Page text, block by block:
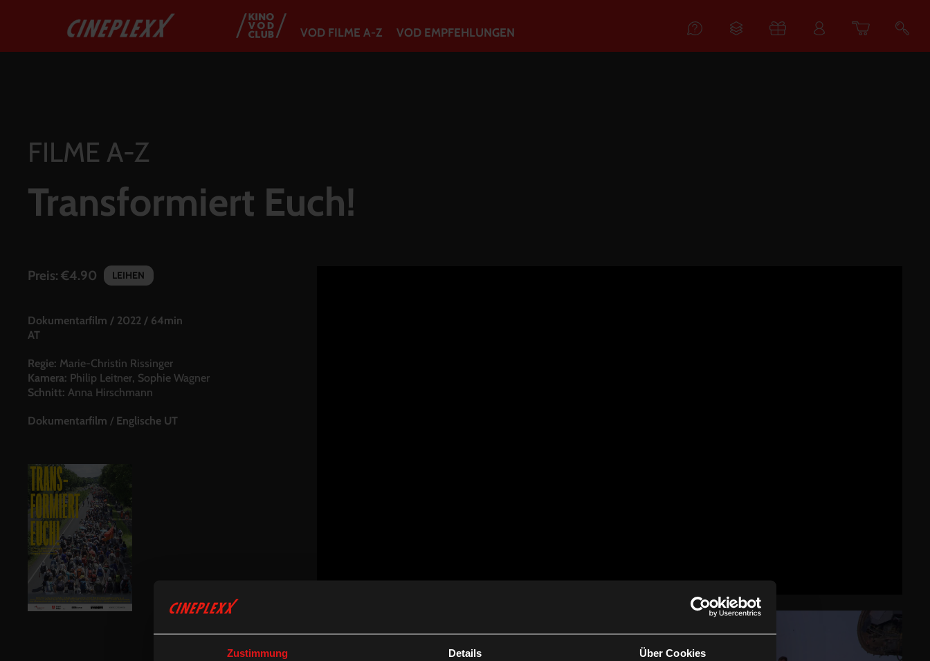
Zustimmung Details Über Cookies
VOD FILME A-Z VOD EMPFEHLUNGEN
FILME A-Z
Transformiert Euch!
Preis: €4.90 LEIHEN
Dokumentarfilm / 2022 / 64min
AT
Regie: Marie-Christin Rissinger
Kamera: Philip Leitner, Sophie Wagner
Schnitt: Anna Hirschmann
Dokumentarfilm / Englische UT